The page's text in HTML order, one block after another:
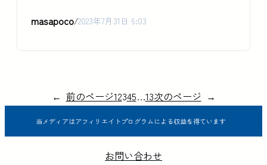
masapoco/2023年7月31日 6:03
← 前のページ12345…13次のページ →
当メディアはアフィリエイトプログラムによる収益を得ています
お問い合わせ